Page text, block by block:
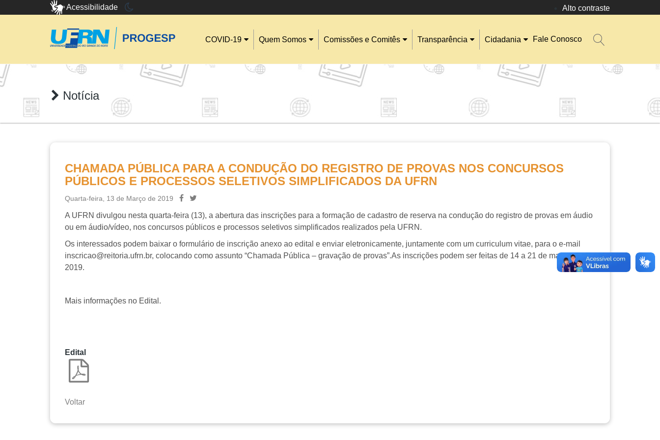
Acessibilidade Alto contraste
COVID-19 Quem Somos Comissões e Comitês Transparência Cidadania Fale Conosco
Notícia
CHAMADA PÚBLICA PARA A CONDUÇÃO DO REGISTRO DE PROVAS NOS CONCURSOS
PÚBLICOS E PROCESSOS SELETIVOS SIMPLIFICADOS DA UFRN
Quarta-feira, 13 de Março de 2019
A UFRN divulgou nesta quarta-feira (13), a abertura das inscrições para a formação de cadastro de reserva na condução do registro de provas em áudio
ou em áudio/vídeo, nos concursos públicos e processos seletivos simplificados realizados pela UFRN.
Os interessados podem baixar o formulário de inscrição anexo ao edital e enviar eletronicamente, juntamente com um curriculum vitae, para o e-mail
inscricao@reitoria.ufrn.br, colocando como assunto “Chamada Pública – gravação de provas”.As inscrições podem ser feitas de 14 a 21 de março de
2019.
Mais informações no Edital.
Edital
Voltar